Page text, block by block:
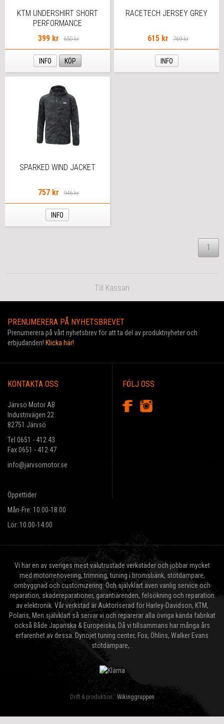
KTM UNDERSHIRT SHORT
PERFORMANCE
399 kr
650 kr
INFO KÖP
RACETECH JERSEY GREY
615 kr 769 kr
INFO
SPARKED WIND JACKET
757 kr 946 kr
INFO
1
Till Kassan
PRENUMERERA PÅ NYHETSBREVET
Prenumerera på vårt nyhetsbrev för att ta del av produktnyheter och
erbjudanden! Klicka här!
KONTAKTA OSS
Järvsö Motor AB
Industrivägen 22
82751 Järvsö
Tel 0651 - 412 43
Fax 0651 - 412 47
info@jarvsomotor.se
Öppettider
Mån-Fre: 10.00-18.00
Lör: 10.00-14.00
FÖLJ OSS
Vi har en av sveriges mest välutrustade verkstäder och jobbar mycket
med motorrenovering, trimning, tuning i bromsbänk, stötdämpare,
ombyggnad och customizering. Och självklart även vanlig service och
reparation, skadereparationer, garantiärenden, felsökning och reparation
av elektronik. Vår verkstad är Auktoriserad för Harley-Davidson, KTM,
Polaris, Men självklart så servar vi och reparerar alla övriga kända fabrikat
också Både Japanska & Europeiska, Då vi tillsammans har många års
erfarenhet av dessa. Dynojet tuning center, Fox, Öhlins, Walker Evans
stötdämpare, .
Drift & produktion:Wikinggruppen